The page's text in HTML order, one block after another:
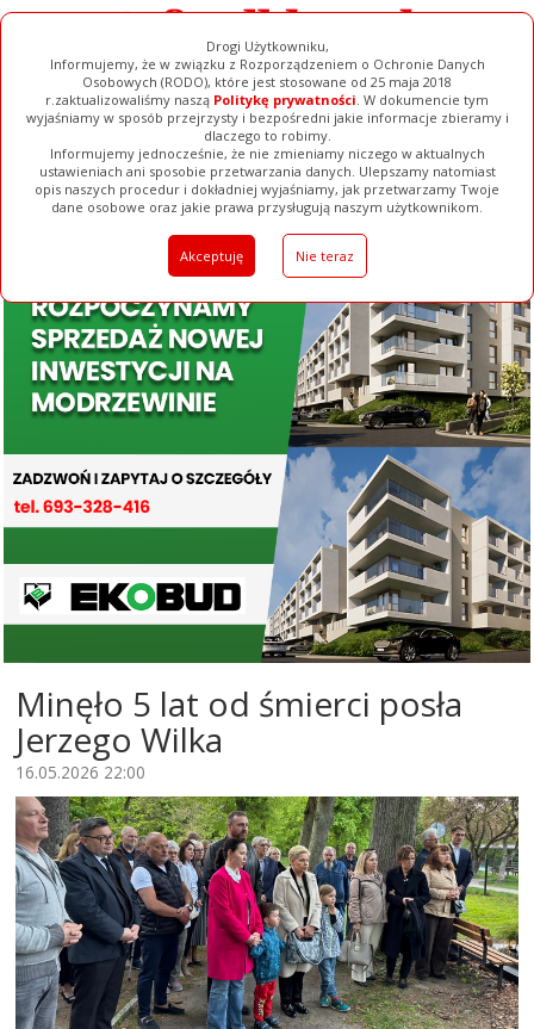
Drogi Użytkowniku,
Informujemy, że w związku z Rozporządzeniem o Ochronie Danych
Osobowych (RODO), które jest stosowane od 25 maja 2018
r.zaktualizowaliśmy naszą Politykę prywatności. W dokumencie tym
wyjaśniamy w sposób przejrzysty i bezpośredni jakie informacje zbieramy i
dlaczego to robimy.
Informujemy jednocześnie, że nie zmieniamy niczego w aktualnych
ustawieniach ani sposobie przetwarzania danych. Ulepszamy natomiast
opis naszych procedur i dokładniej wyjaśniamy, jak przetwarzamy Twoje
dane osobowe oraz jakie prawa przysługują naszym użytkownikom.
Akceptuję Nie teraz
Ogłoszenia Filmy Galerie Baza Firm Pełna Wersja
Minęło 5 lat od śmierci posła
Jerzego Wilka
16.05.2026 22:00